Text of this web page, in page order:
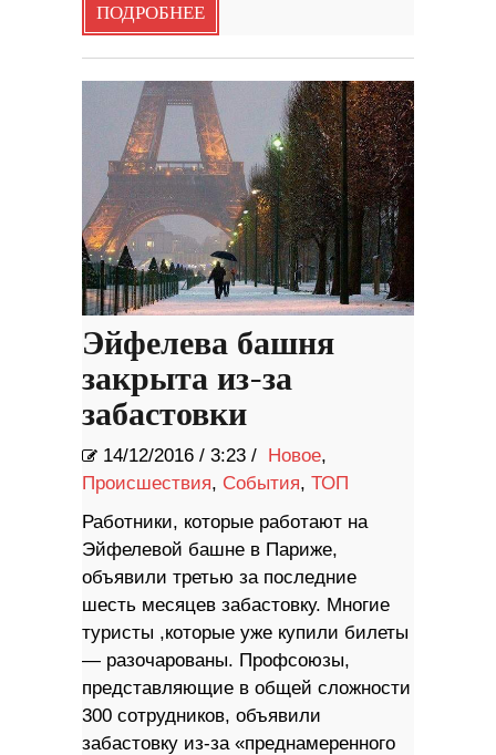
ПОДРОБНЕЕ
Эйфелева башня
закрыта из-за
забастовки
14/12/2016 / 3:23 / Новое,
Происшествия, События, ТОП
Работники, которые работают на
Эйфелевой башне в Париже,
объявили третью за последние
шесть месяцев забастовку. Многие
туристы ,которые уже купили билеты
— разочарованы. Профсоюзы,
представляющие в общей сложности
300 сотрудников, объявили
забастовку из-за «преднамеренного